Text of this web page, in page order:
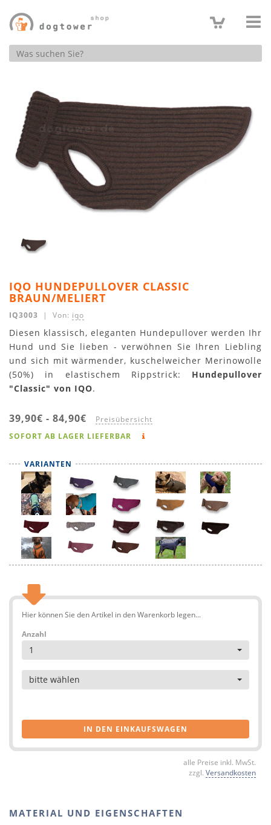
Produktsuche
IQO HUNDEPULLOVER CLASSIC
BRAUN/MELIERT
IQ3003 | Von: iqo
Diesen klassisch, eleganten Hundepullover werden Ihr
Hund und Sie lieben - verwöhnen Sie Ihren Liebling
und sich mit wärmender, kuschelweicher Merinowolle
(50%) in elastischem Rippstrick: Hundepullover
"Classic" von IQO.
39,90€ - 84,90€ Preisübersicht
SOFORT AB LAGER LIEFERBAR
VARIANTEN
Hier können Sie den Artikel in den Warenkorb legen...
Anzahl
1
Artikel
bitte wählen
IN DEN EINKAUFSWAGEN
alle Preise inkl. MwSt.
zzgl. Versandkosten
MATERIAL UND EIGENSCHAFTEN